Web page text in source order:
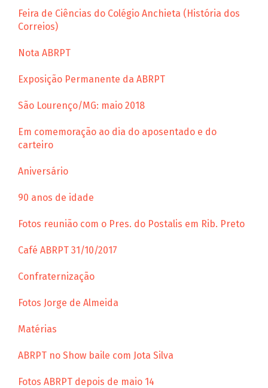
Feira de Ciências do Colégio Anchieta (História dos
Correios)
Nota ABRPT
Exposição Permanente da ABRPT
São Lourenço/MG: maio 2018
Em comemoração ao dia do aposentado e do
carteiro
Aniversário
90 anos de idade
Fotos reunião com o Pres. do Postalis em Rib. Preto
Café ABRPT 31/10/2017
Confraternização
Fotos Jorge de Almeida
Matérias
ABRPT no Show baile com Jota Silva
Fotos ABRPT depois de maio 14